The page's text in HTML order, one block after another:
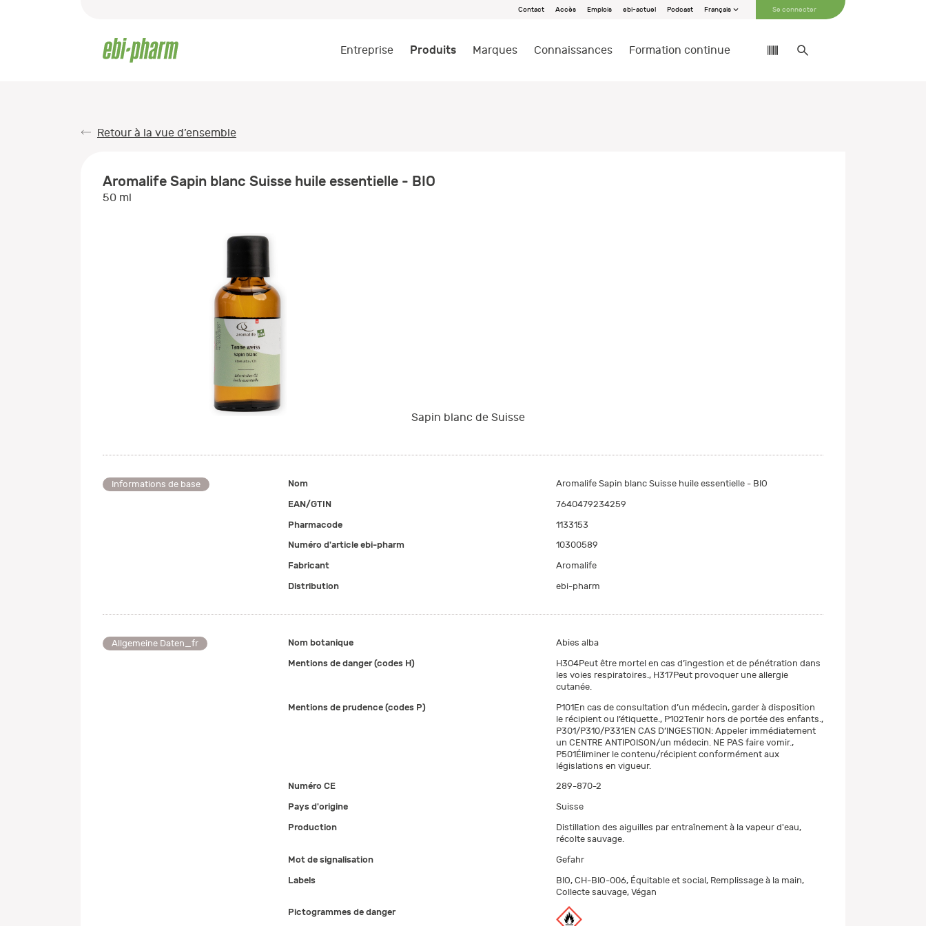
Contact Accès Emplois ebi-actuel Podcast Français Se connecter
Entreprise Produits Marques Connaissances Formation continue
Retour à la vue d’ensemble
Aromalife Sapin blanc Suisse huile essentielle - BIO
50 ml
Sapin blanc de Suisse
Informations de base Nom
Aromalife Sapin blanc Suisse huile essentielle - BIO
EAN/GTIN
7640479234259
Pharmacode
1133153
Numéro d'article ebi-pharm
10300589
Fabricant
Aromalife
Distribution
ebi-pharm
Allgemeine Daten_fr Nom botanique
Abies alba
Mentions de danger (codes H)
H304Peut être mortel en cas d’ingestion et de pénétration dans
les voies respiratoires., H317Peut provoquer une allergie
cutanée.
Mentions de prudence (codes P)
P101En cas de consultation d’un médecin, garder à disposition
le récipient ou l’étiquette., P102Tenir hors de portée des enfants.,
P301/P310/P331EN CAS D’INGESTION: Appeler immédiatement
un CENTRE ANTIPOISON/un médecin. NE PAS faire vomir.,
P501Éliminer le contenu/récipient conformément aux
législations en vigueur.
Numéro CE
289-870-2
Pays d'origine
Suisse
Production
Distillation des aiguilles par entraînement à la vapeur d'eau,
récolte sauvage.
Mot de signalisation
Gefahr
Labels
BIO, CH-BIO-006, Équitable et social, Remplissage à la main,
Collecte sauvage, Végan
Pictogrammes de danger